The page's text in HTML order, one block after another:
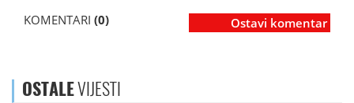
KOMENTARI (0) Ostavi komentar
OSTALEVIJESTI